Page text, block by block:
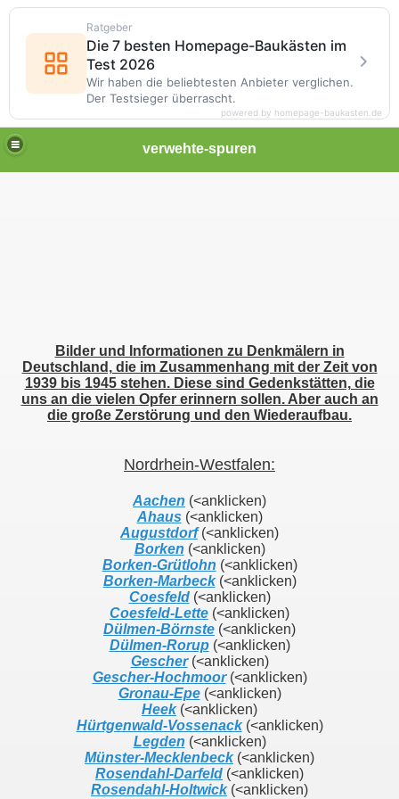
verwehte-spuren
Bilder und Informationen zu Denkmälern in
Deutschland, die im Zusammenhang mit der Zeit von
1939 bis 1945 stehen. Diese sind Gedenkstätten, die
uns an die vielen Opfer erinnern sollen. Aber auch an
die große Zerstörung und den Wiederaufbau.
Nordrhein-Westfalen:
Aachen (<anklicken)
Ahaus (<anklicken)
Augustdorf (<anklicken)
Borken (<anklicken)
Borken-Grütlohn (<anklicken)
Borken-Marbeck(<anklicken)
Coesfeld (<anklicken)
Coesfeld-Lette (<anklicken)
Dülmen-Börnste (<anklicken)
Dülmen-Rorup(<anklicken)
Gescher (<anklicken)
Gescher-Hochmoor (<anklicken)
Gronau-Epe (<anklicken)
Heek(<anklicken)
Hürtgenwald-Vossenack(<anklicken)
Legden (<anklicken)
Münster-Mecklenbeck(<anklicken)
Rosendahl-Darfeld (<anklicken)
Rosendahl-Holtwick (<anklicken)
Ratgeber
Die 7 besten Homepage-Baukästen im
Test 2026
Wir haben die beliebtesten Anbieter verglichen.
Der Testsieger überrascht.
powered by homepage-baukasten.de